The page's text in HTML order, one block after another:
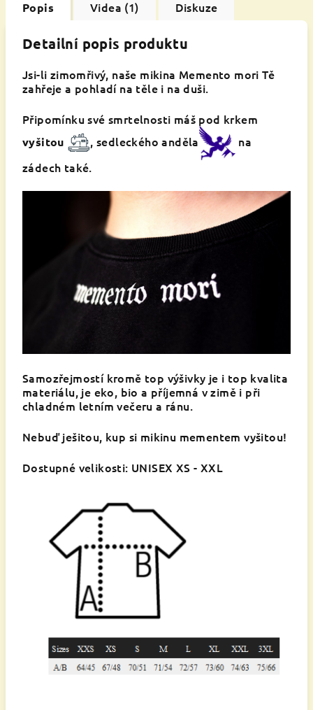
Popis Videa (1) Diskuze
Detailní popis produktu
Jsi-li zimomřivý, naše mikina Memento mori Tě
zahřeje a pohladí na těle i na duši.
Připomínku své smrtelnosti máš pod krkem
vyšitou , sedleckého anděla
na
zádech také.
Samozřejmostí kromě top výšivky je i top kvalita
materiálu, je eko, bio a příjemná v zimě i při
chladném letním večeru a ránu.
Nebuď ješitou, kup si mikinu mementem vyšitou!
Dostupné velikosti: UNISEX XS - XXL